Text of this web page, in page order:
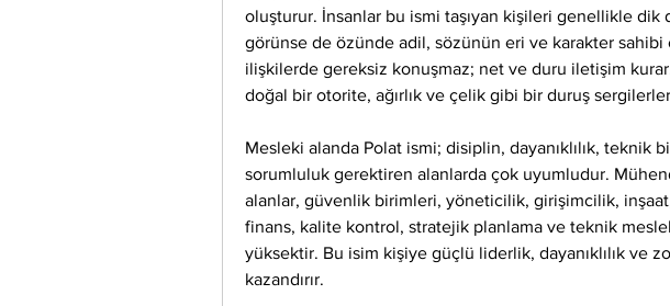
oluşturur. İnsanlar bu ismi taşıyan kişileri genellikle dik
görünse de özünde adil, sözünün eri ve karakter sahibi
ilişkilerde gereksiz konuşmaz; net ve duru iletişim
doğal bir otorite, ağırlık ve çelik gibi bir duruş
Mesleki alanda Polat ismi; disiplin, dayanıklılık, teknik
sorumluluk gerektiren alanlarda çok uyumludur.
alanlar, güvenlik birimleri, yöneticilik, girişimcilik,
finans, kalite kontrol, stratejik planlama ve teknik
yüksektir. Bu isim kişiye güçlü liderlik, dayanıklılık ve
kazandırır.